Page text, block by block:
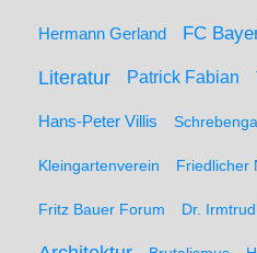
Hermann Gerland FC
Literatur Patrick Fabian
Hans-Peter Villis
Kleingartenverein Friedlicher
Fritz Bauer Forum Dr.